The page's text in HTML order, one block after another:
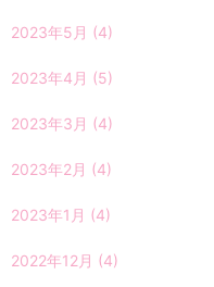
2023年5月 (4)
2023年4月 (5)
2023年3月 (4)
2023年2月 (4)
2023年1月 (4)
2022年12月 (4)